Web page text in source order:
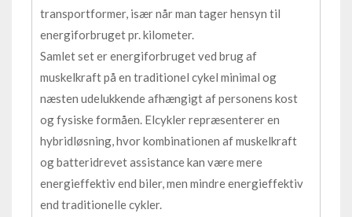
transportformer, især når man tager hensyn til
energiforbruget pr. kilometer.
Samlet set er energiforbruget ved brug af
muskelkraft på en traditionel cykel minimal og
næsten udelukkende afhængigt af personens kost
og fysiske formåen. Elcykler repræsenterer en
hybridløsning, hvor kombinationen af muskelkraft
og batteridrevet assistance kan være mere
energieffektiv end biler, men mindre energieffektiv
end traditionelle cykler.